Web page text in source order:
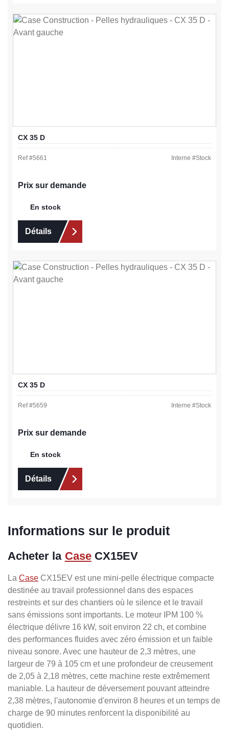
CX 35 D
Ref #5661 Interne #Stock
Prix sur demande
En stock
Détails
CX 35 D
Ref #5659 Interne #Stock
Prix sur demande
En stock
Détails
Informations sur le produit
Acheter la CaseCX15EV
La Case CX15EV est une mini-pelle électrique compacte
destinée au travail professionnel dans des espaces
restreints et sur des chantiers où le silence et le travail
sans émissions sont importants. Le moteur IPM 100 %
électrique délivre 16 kW, soit environ 22 ch, et combine
des performances fluides avec zéro émission et un faible
niveau sonore. Avec une hauteur de 2,3 mètres, une
largeur de 79 à 105 cm et une profondeur de creusement
de 2,05 à 2,18 mètres, cette machine reste extrêmement
maniable. La hauteur de déversement pouvant atteindre
2,38 mètres, l'autonomie d'environ 8 heures et un temps de
charge de 90 minutes renforcent la disponibilité au
quotidien.